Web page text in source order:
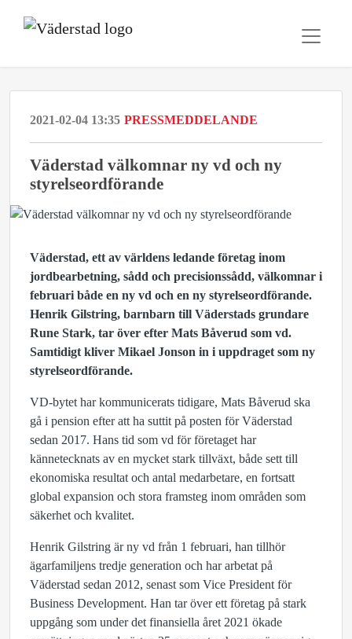
2021-02-04 13:35 PRESSMEDDELANDE
Väderstad välkomnar ny vd och ny
styrelseordförande
Väderstad, ett av världens ledande företag inom
jordbearbetning, sådd och precisionssådd, välkomnar i
februari både en ny vd och en ny styrelseordförande.
Henrik Gilstring, barnbarn till Väderstads grundare
Rune Stark, tar över efter Mats Båverud som vd.
Samtidigt kliver Mikael Jonson in i uppdraget som ny
styrelseordförande.
VD-bytet har kommunicerats tidigare, Mats Båverud ska
gå i pension efter att ha suttit på posten för Väderstad
sedan 2017. Hans tid som vd för företaget har
kännetecknats av en mycket stark tillväxt, både sett till
ekonomiska resultat och antal medarbetare, en fortsatt
global expansion och stora framsteg inom områden som
säkerhet och kvalitet.
Henrik Gilstring är ny vd från 1 februari, han tillhör
ägarfamiljens tredje generation och har arbetat på
Väderstad sedan 2012, senast som Vice President för
Business Development. Han tar över ett företag på stark
uppgång som under det finansiella året 2021 ökade